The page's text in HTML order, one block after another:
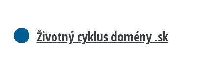
Životný cyklus domény .sk